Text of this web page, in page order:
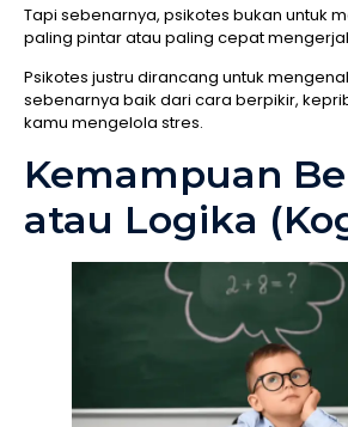
Tapi sebenarnya, psikotes bukan untuk
paling pintar atau paling cepat
Psikotes justru dirancang untuk
sebenarnya baik dari cara berpikir,
kamu mengelola stres.
Kemampuan
atau Logika